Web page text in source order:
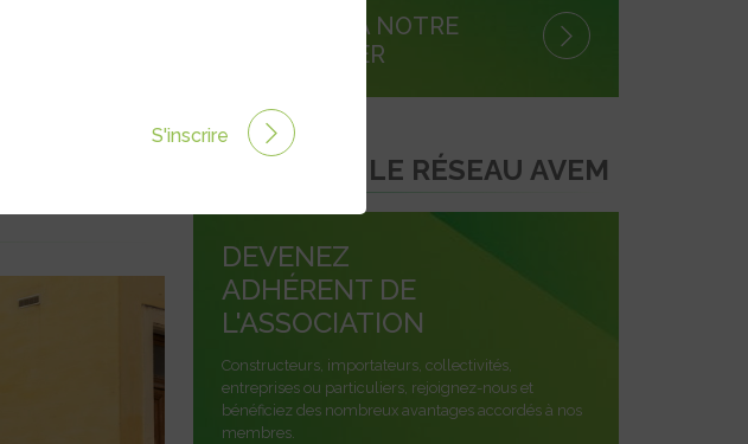
S'INSCRIRE À NOTRE
NEWSLETTER
REJOINDRE LE RÉSEAU AVEM
DEVENEZ
ADHÉRENT DE
L'ASSOCIATION
Constructeurs, importateurs, collectivités,
entreprises ou particuliers, rejoignez-nous et
bénéficiez des nombreux avantages accordés à nos
membres.
S'inscrire